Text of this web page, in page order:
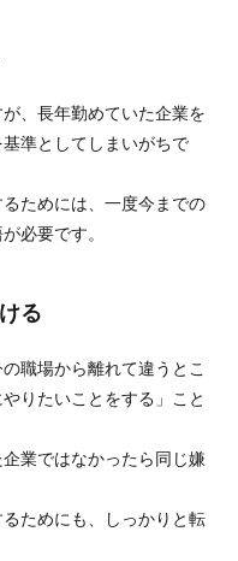
、長年勤めていた企業を
準としてしまいがちで
ためには、一度今までの
必要です。
る
職場から離れて違うとこ
りたいことをする」こと
業ではなかったら同じ嫌
ためにも、しっかりと転